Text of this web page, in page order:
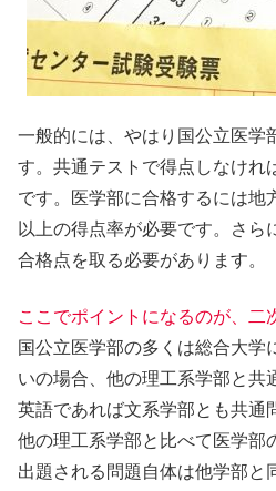
一般的には、 やはり国公立医学
す。共通テストで得点しなけれ
です。医学部に合格するには地
以上の得点率が必要です。さら
合格点を取る必要があります。
ここでポイントになるのが、二
国公立医学部の多くは総合大学
いの場合、他の理工系学部と共
英語であれば文系学部とも共通
他の理工系学部と比べて医学部
出題される問題自体は他学部と